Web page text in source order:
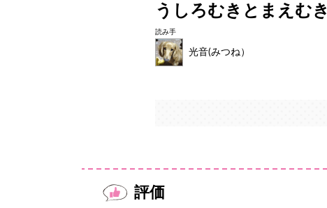
うしろむきとまえむき
読み手
光音(みつね）
評価